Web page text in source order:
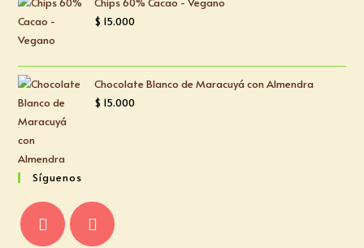
$ 15.000
Chocolate Blanco de Maracuyá con Almendra
$ 15.000
Síguenos